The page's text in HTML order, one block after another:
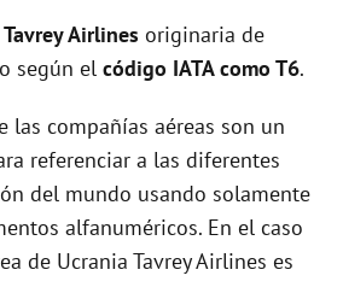
Tavrey Airlines originaria de
según el código IATA como T6.
las compañías aéreas son un
referenciar a las diferentes
del mundo usando solamente
alfanuméricos. En el caso
de Ucrania Tavrey Airlines es